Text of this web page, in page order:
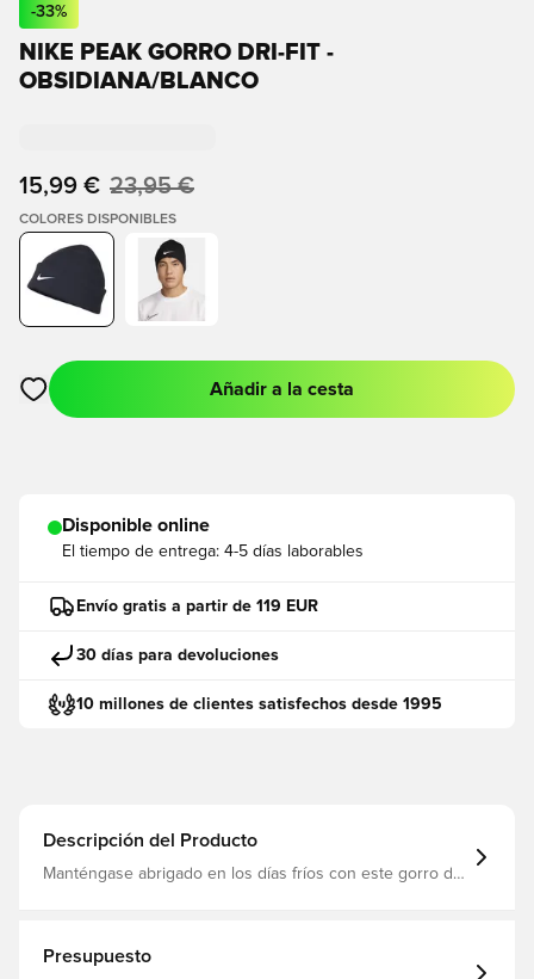
-33%
NIKE PEAK GORRO DRI-FIT -
OBSIDIANA/BLANCO
15,99 € 23,95 €
COLORES DISPONIBLES
Abre un modal para iniciar sesión o registrarse como miembro
Añadir a la cesta
Disponible online
El tiempo de entrega: 4-5 días laborables
Envío gratis a partir de 119 EUR
30 días para devoluciones
10 millones de clientes satisfechos desde 1995
Descripción del Producto
Manténgase abrigado en los días fríos con este gorro de
cálido El borde plegable le permite personalizar su look
100% poliéster
Presupuesto